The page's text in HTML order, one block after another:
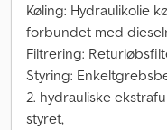
Køling: Hydraulikolie
forbundet med
Filtrering:
Styring:
2. hydrauliske
styret,